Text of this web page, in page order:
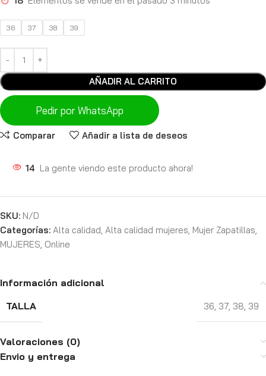
36 37 38 39
AÑADIR AL CARRITO
Pedir por WhatsApp
Comparar Añadir a lista de deseos
14 La gente viendo este producto ahora!
SKU: N/D
Categorías: Alta calidad, Alta calidad mujeres, Mujer Zapatillas,
MUJERES, Online
Información adicional
TALLA
36, 37, 38, 39
Valoraciones (0)
Envio y entrega